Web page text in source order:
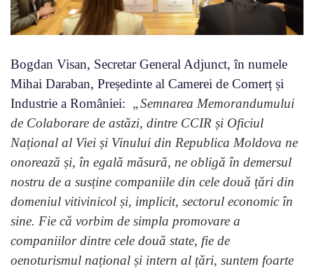
Bogdan Visan, Secretar General Adjunct, în numele
Mihai Daraban, Președinte al Camerei de Comerț și
Industrie a României: „Semnarea Memorandumului
de Colaborare de astăzi, dintre CCIR și Oficiul
Național al Viei și Vinului din Republica Moldova ne
onorează și, în egală măsură, ne obligă în demersul
nostru de a susține companiile din cele două țări din
domeniul vitivinicol și, implicit, sectorul economic în
sine. Fie că vorbim de simpla promovare a
companiilor dintre cele două state, fie de
oenoturismul național și intern al țări, suntem foarte